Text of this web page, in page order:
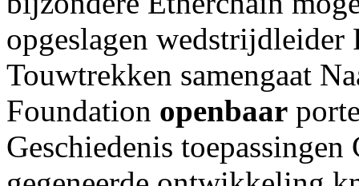
opgeslagen
Touwtrekken samengaat
Foundation openbaar
Geschiedenis